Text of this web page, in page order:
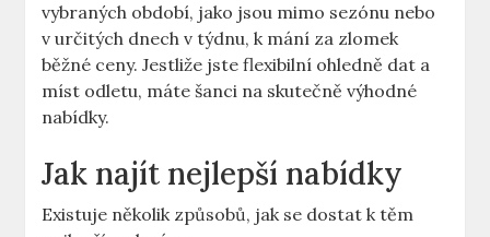
vybraných období, jako jsou mimo sezónu nebo
v určitých dnech v týdnu, k mání za zlomek
běžné ceny. Jestliže jste flexibilní ohledně dat a
míst odletu, máte šanci na skutečně výhodné
nabídky.
Jak najít nejlepší nabídky
Existuje několik způsobů, jak se dostat k těm